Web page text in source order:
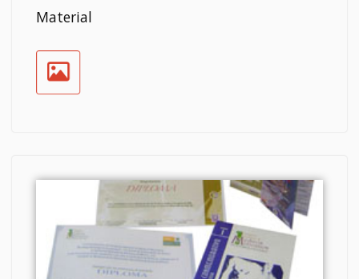
Material